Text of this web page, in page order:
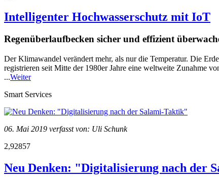
Intelligenter Hochwasserschutz mit IoT
Regenüberlaufbecken sicher und effizient
Der Klimawandel verändert mehr, als nur die Temperatur. Die
registrieren seit Mitte der 1980er Jahre eine weltweite Zunahme
...Weiter
Smart Services
06. Mai 2019 verfasst von: Uli Schunk
2,92857
Neu Denken: "Digitalisierung nach der